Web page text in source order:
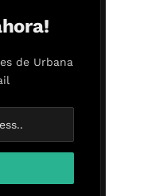
de Urbana